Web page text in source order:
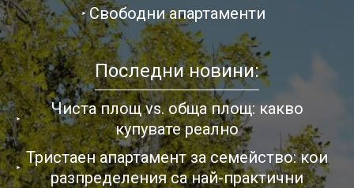
Свободни апартаменти
Последни новини:
Чиста площ vs. обща площ: какво
купувате реално
Тристаен апартамент за семейство: кои
разпределения са най-практични